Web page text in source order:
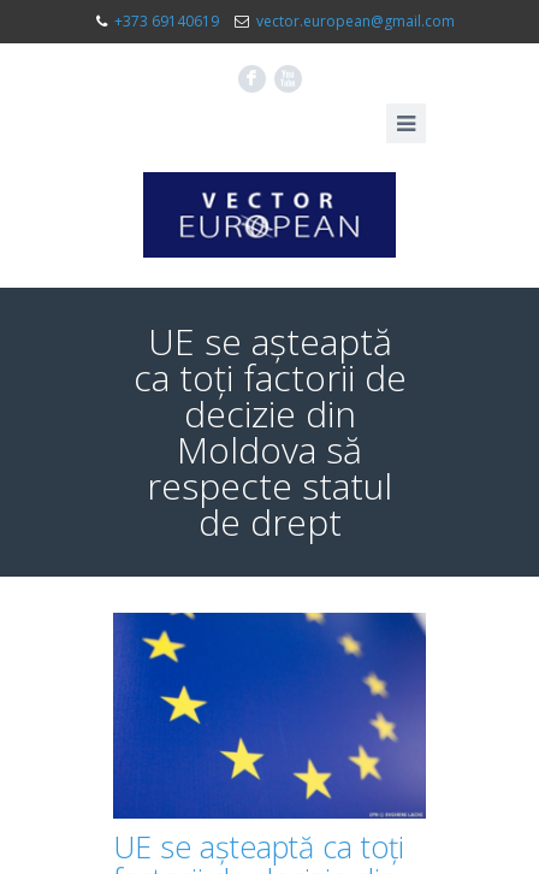
+373 69140619 vector.european@gmail.com
F X
UE se așteaptă
ca toți factorii de
decizie din
Moldova să
respecte statul
de drept
UE se așteaptă ca toți